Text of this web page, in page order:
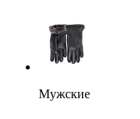
Мужские